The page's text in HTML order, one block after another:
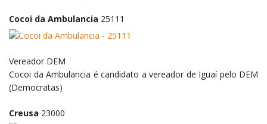
Cocoi da Ambulancia 25111
Vereador DEM
Cocoi da Ambulancia é candidato a vereador de Iguaí pelo DEM
(Democratas)
Creusa 23000